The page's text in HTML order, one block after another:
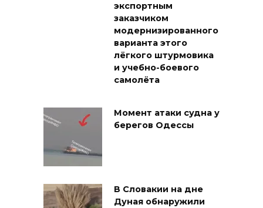
экспортным
заказчиком
модернизированного
варианта этого
лёгкого штурмовика
и учебно-боевого
самолёта
Момент атаки судна у
берегов Одессы
В Словакии на дне
Дуная обнаружили